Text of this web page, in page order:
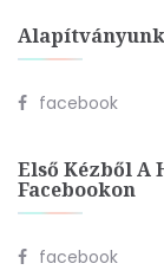
facebook
Első Kézből
Facebookon
facebook